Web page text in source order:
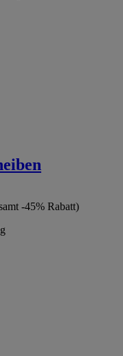
-45% Rabatt)